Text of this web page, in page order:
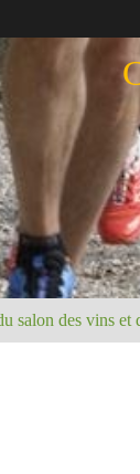
salon des vins et